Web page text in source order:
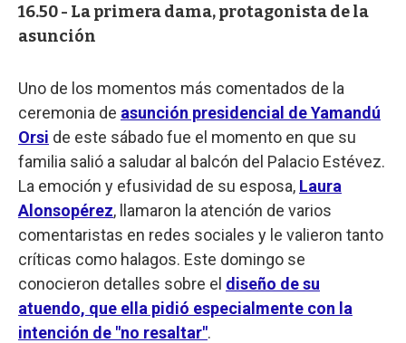
16.50 - La primera dama, protagonista de la
asunción
Uno de los momentos más comentados de la
ceremonia de asunción presidencial de Yamandú
Orsi de este sábado fue el momento en que su
familia salió a saludar al balcón del Palacio Estévez.
La emoción y efusividad de su esposa, Laura
Alonsopérez, llamaron la atención de varios
comentaristas en redes sociales y le valieron tanto
críticas como halagos. Este domingo se
conocieron detalles sobre el diseño de su
atuendo, que ella pidió especialmente con la
intención de "no resaltar".